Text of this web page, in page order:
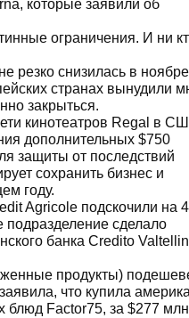
которые заявили об
ограничения. И ни
резко снизилась в
странах вынудили
закрыться.
кинотеатров Regal в
дополнительных $750
защиты от последствий
сохранить бизнес и
году.
Agricole подскочили на
подразделение сделало
банка Credito
продукты)
что купила
блюд Factor75, за $277